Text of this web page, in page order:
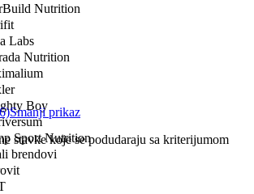
Nutrition
Labs
Nutrition
Boy
Sport Nutrition
brendovi
Smanji prikaz
stavke koje se podudaraju sa kriterijumom